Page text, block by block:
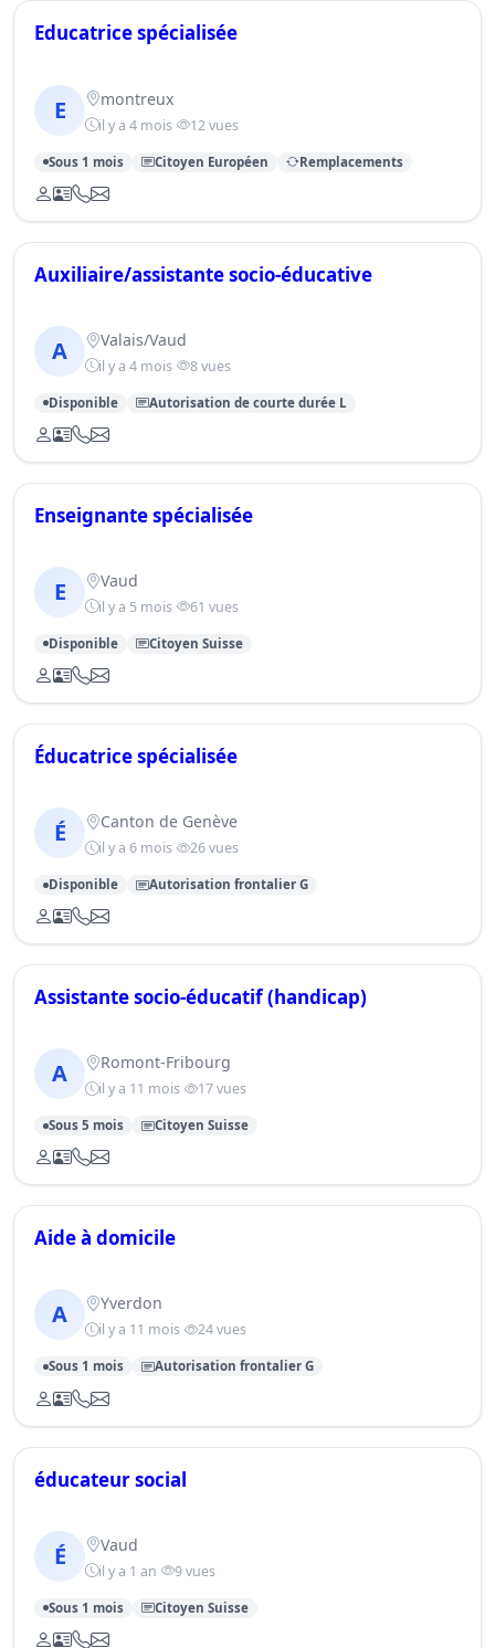
Educatrice spécialisée
E montreux
il y a 4 mois 12 vues
Sous 1 mois Citoyen Européen Remplacements
Auxiliaire/assistante socio-éducative
A Valais/Vaud
il y a 4 mois 8 vues
Disponible Autorisation de courte durée L
Enseignante spécialisée
E Vaud
il y a 5 mois 61 vues
Disponible Citoyen Suisse
Éducatrice spécialisée
É Canton de Genève
il y a 6 mois 26 vues
Disponible Autorisation frontalier G
Assistante socio-éducatif (handicap)
A Romont-Fribourg
il y a 11 mois 17 vues
Sous 5 mois Citoyen Suisse
Aide à domicile
A Yverdon
il y a 11 mois 24 vues
Sous 1 mois Autorisation frontalier G
éducateur social
É Vaud
il y a 1 an 9 vues
Sous 1 mois Citoyen Suisse